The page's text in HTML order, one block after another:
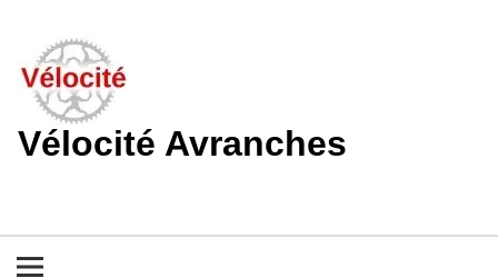
content
Vélocité Avranches